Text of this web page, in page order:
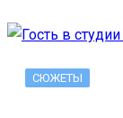
СЮЖЕТЫ